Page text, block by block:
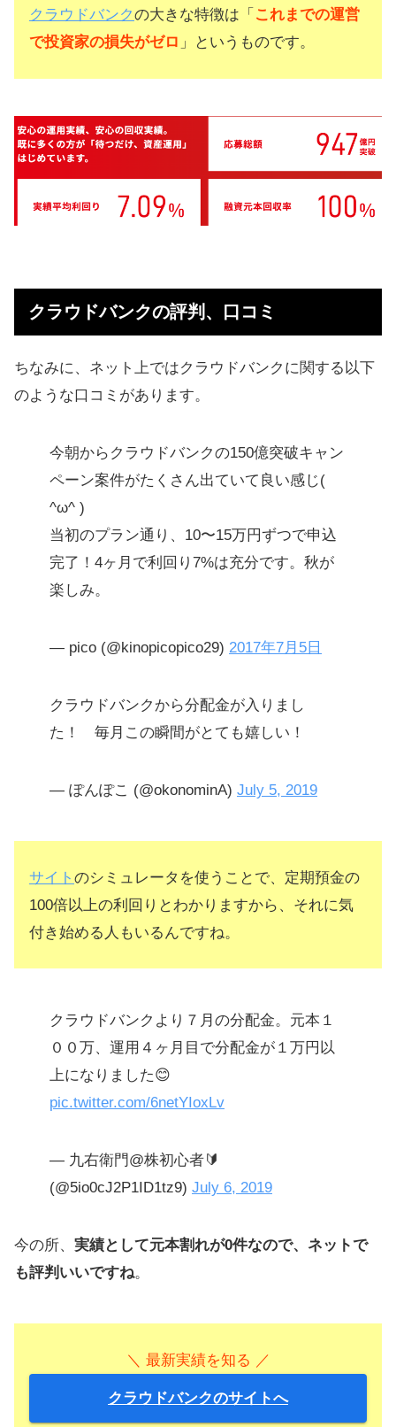
クラウドバンクの大きな特徴は「 これまでの運営
で投資家の損失がゼロ 」というものです。
クラウドバンクの評判、口コミ
ちなみに、ネット上ではクラウドバンクに関する以下
のような口コミがあります。
今朝からクラウドバンクの150億突破キャン
ペーン案件がたくさん出ていて良い感じ(
^ω^ )
当初のプラン通り、10〜15万円ずつで申込
完了！4ヶ月で利回り7%は充分です。秋が
楽しみ。
— pico (@kinopicopico29) 2017年7月5日
クラウドバンクから分配金が入りまし
た！ 毎月この瞬間がとても嬉しい！
— ぽんぽこ (@okonominA) July 5, 2019
サイト のシミュレータを使うことで、定期預金の
100倍以上の利回りとわかりますから、それに気
付き始める人もいるんですね。
クラウドバンクより７月の分配金。元本１
００万、運用４ヶ月目で分配金が１万円以
上になりました😊
pic.twitter.com/6netYIoxLv
— 九右衛門@株初心者🔰
(@5io0cJ2P1ID1tz9) July 6, 2019
今の所、 実績として元本割れが0件なので、ネットで
も評判いいですね。
＼ 最新実績を知る ／
クラウドバンクのサイトへ